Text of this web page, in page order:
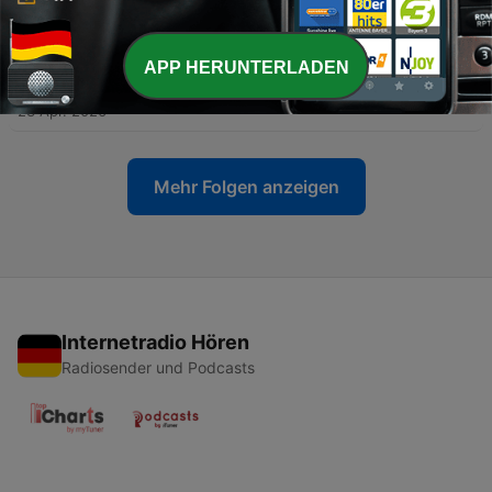
07 Mai 2026
31 - Eine Karriere am seidenen Faden - mit Marina
Hegering
23 Apr. 2026
Mehr Folgen anzeigen
Internetradio Hören
Radiosender und Podcasts
APP HERUNTERLADEN